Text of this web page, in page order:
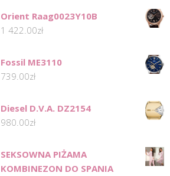
Orient Raag0023Y10B
1 422.00zł
Fossil ME3110
739.00zł
Diesel D.V.A. DZ2154
980.00zł
SEKSOWNA PIŻAMA
KOMBINEZON DO SPANIA